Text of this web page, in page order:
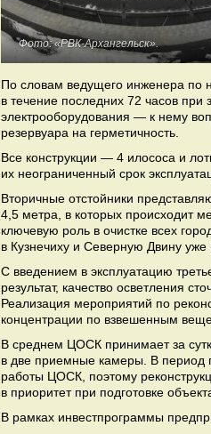
Фото: «РВК-Архангельск».
По словам ведущего инженера по
в течение последних 72 часов
электрооборудования — к нему
резервуара на герметичность.
Все конструкции — 4 илососа и
их неограниченный срок
Вторичные отстойники
4,5 метра, в которых происходит
ключевую роль в очистке всех
в Кузнечиху и Северную Двину уже
С введением в эксплуатацию
результат, качество осветления
Реализация мероприятий по
концентрации по взвешенным
В среднем ЦОСК принимает за
в две приемные камеры. В период
работы ЦОСК, поэтому
в приоритет при подготовке
В рамках инвестпрограммы